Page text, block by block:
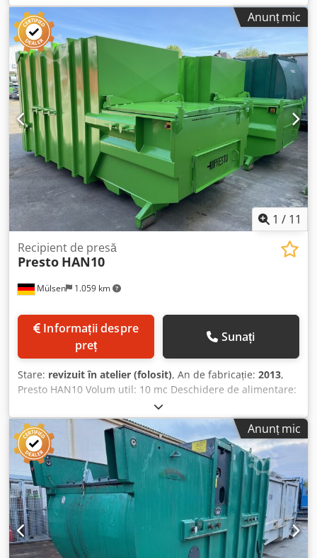
Afisf Capac în două părți peste deschiderea de alimentare,
deschidere stânga/dreapta Pregătit pentru operare la
rampă Mașinile sunt recondiționate, întreținute, verificate
și revopsite în culoare standard RAL înainte de vânzare.
Imaginile sunt fotografii de referință ale unor mașini
fabricate de noi de același tip Vă putem oferi cu plăcere o
ofertă inclusiv livrare.
Anunț mic
1 / 11
Mülsen 1.059 km
Recipient de presă
Presto HAN10
preț
Sunați
Stare: revizuit în atelier (folosit), An de fabricație: 2013,
Presto HAN10 Volum util: 10 mc Deschidere de alimentare:
1300x1500 mm Codpfx Asd Hy Enefierf Mașinile sunt
recondiționate, întreținute, verificate și revopsite în culoare
standard RAL înainte de vânzare. NOI: Piese din poliamidă,
furtunuri hidraulice, ulei și filtre Imaginile sunt fotografii
de referință ale utilajelor produse de noi. La cerere, vă
putem oferi o ofertă care să includă și livrarea.
Anunț mic